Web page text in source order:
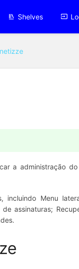
Shelves
a administração
Menu
assinaturas;